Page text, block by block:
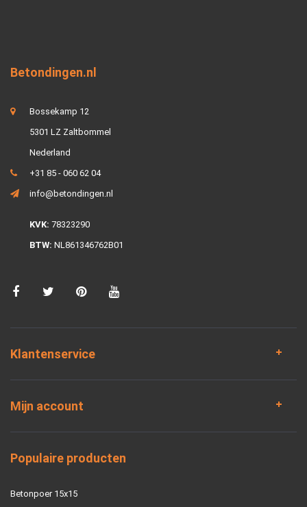
Betondingen.nl
Bossekamp 12
5301 LZ Zaltbommel
Nederland
+31 85 - 060 62 04
info@betondingen.nl
KVK: 78323290
BTW: NL861346762B01
Klantenservice
Mijn account
Populaire producten
Betonpoer 15x15